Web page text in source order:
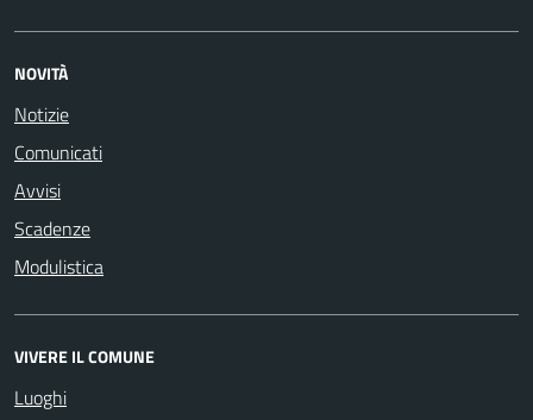
NOVITÀ
Notizie
Comunicati
Avvisi
Scadenze
Modulistica
VIVERE IL COMUNE
Luoghi